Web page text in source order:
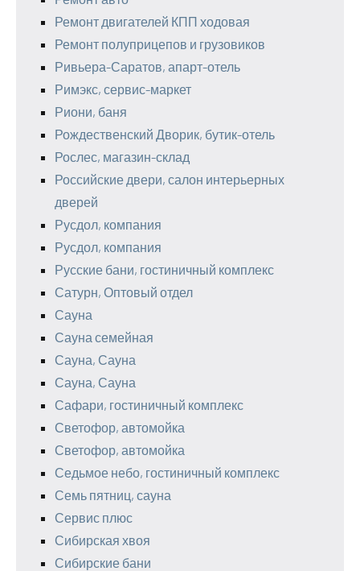
Ремонт двигателей КПП ходовая
Ремонт полуприцепов и грузовиков
Ривьера-Саратов, апарт-отель
Римэкс, сервис-маркет
Риони, баня
Рождественский Дворик, бутик-отель
Рослес, магазин-склад
Российские двери, салон интерьерных
дверей
Русдол, компания
Русдол, компания
Русские бани, гостиничный комплекс
Сатурн, Оптовый отдел
Сауна
Сауна семейная
Сауна, Сауна
Сауна, Сауна
Сафари, гостиничный комплекс
Светофор, автомойка
Светофор, автомойка
Седьмое небо, гостиничный комплекс
Семь пятниц, сауна
Сервис плюс
Сибирская хвоя
Сибирские бани